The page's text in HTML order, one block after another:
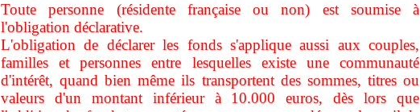
Toute personne (résidente française ou non) est soumise à
l'obligation déclarative.
L'obligation de déclarer les fonds s'applique aussi aux couples,
familles et personnes entre lesquelles existe une communauté
d'intérêt, quand bien même ils transportent des sommes, titres ou
valeurs d'un montant inférieur à 10.000 euros, dès lors que